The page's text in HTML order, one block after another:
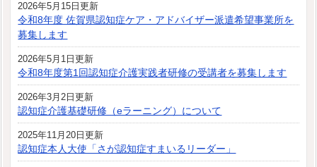
2026年5月15日更新
令和8年度 佐賀県認知症ケア・アドバイザー派遣希望事業所を
募集します
2026年5月1日更新
令和8年度第1回認知症介護実践者研修の受講者を募集します
2026年3月2日更新
認知症介護基礎研修（eラーニング）について
2025年11月20日更新
認知症本人大使「さが認知症すまいるリーダー」